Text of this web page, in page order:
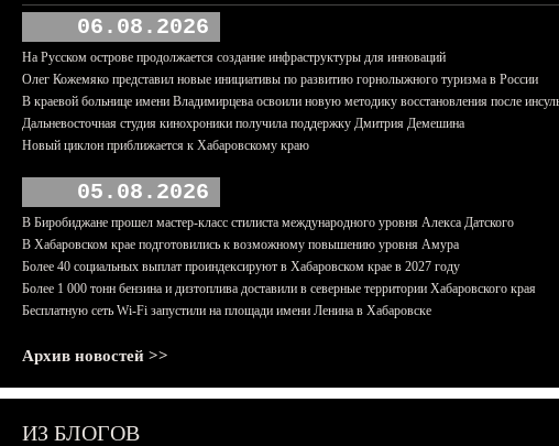
06.08.2026
На Русском острове продолжается создание инфраструктуры для инноваций
Олег Кожемяко представил новые инициативы по развитию горнолыжного туризма в России
В краевой больнице имени Владимирцева освоили новую методику восстановления после
Дальневосточная студия кинохроники получила поддержку Дмитрия Демешина
Новый циклон приближается к Хабаровскому краю
05.08.2026
В Биробиджане прошел мастер-класс стилиста международного уровня Алекса Датского
В Хабаровском крае подготовились к возможному повышению уровня Амура
Более 40 социальных выплат проиндексируют в Хабаровском крае в 2027 году
Более 1 000 тонн бензина и дизтоплива доставили в северные территории Хабаровского края
Бесплатную сеть Wi-Fi запустили на площади имени Ленина в Хабаровске
Архив новостей >>
ИЗ БЛОГОВ